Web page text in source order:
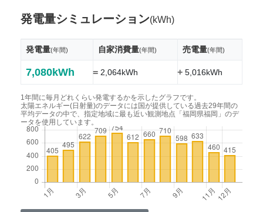
発電量シミュレーション(kWh)
発電量(年間) 自家消費量(年間) 売電量(年間)
7,080kWh =2,064kWh +5,016kWh
1年間に毎月どれくらい発電するかを示したグラフです。
太陽エネルギー(日射量)のデータには国が提供している過去29年間の
平均データの中で、指定地域に最も近い観測地点「福岡県福岡」のデ
ータを使用しています。